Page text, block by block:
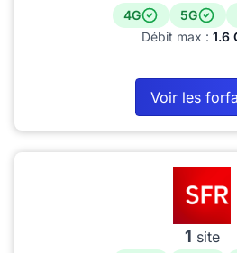
4G 5G
Débit max : 1.6
Voir les
1 site